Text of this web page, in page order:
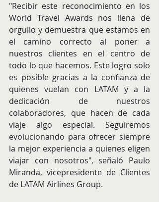
"Recibir este reconocimiento en los
World Travel Awards nos llena de
orgullo y demuestra que estamos en
el camino correcto al poner a
nuestros clientes en el centro de
todo lo que hacemos. Este logro solo
es posible gracias a la confianza de
quienes vuelan con LATAM y a la
dedicación de nuestros
colaboradores, que hacen de cada
viaje algo especial. Seguiremos
evolucionando para ofrecer siempre
la mejor experiencia a quienes eligen
viajar con nosotros", señaló Paulo
Miranda, vicepresidente de Clientes
de LATAM Airlines Group.